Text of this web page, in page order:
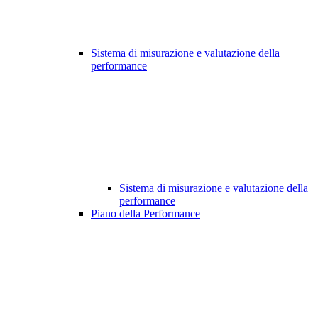
Sistema di misurazione e valutazione della
performance
Sistema di misurazione e valutazione della
performance
Piano della Performance